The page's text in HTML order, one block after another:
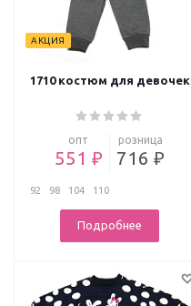
АКЦИЯ
1710 костюм для девочек
опт
551 ₽
розница
716 ₽
92 98 104 110
Подробнее